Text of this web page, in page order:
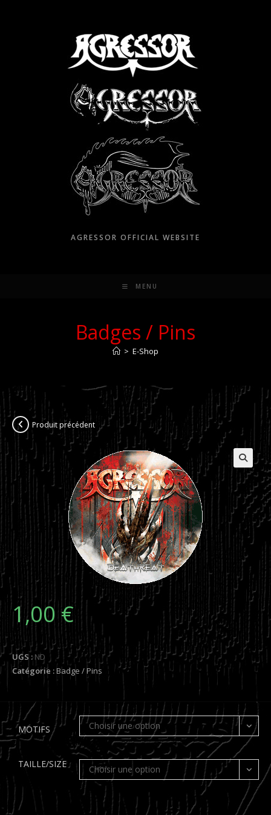
AGRESSOR OFFICIAL WEBSITE
MENU
Badges / Pins
> E-Shop
Produit précédent
1,00€
UGS :ND
Catégorie :Badge / Pins
MOTIFS Choisir une option
TAILLE/SIZE Choisir une option